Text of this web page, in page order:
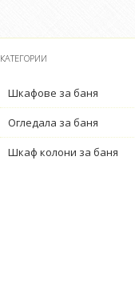
КАТЕГОРИИ
Шкафове за баня
Огледала за баня
Шкаф колони за баня